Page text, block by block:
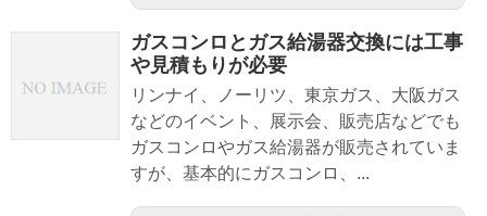
ガスコンロとガス給湯器交換には工事
や見積もりが必要
リンナイ、ノーリツ、東京ガス、大阪ガス
などのイベント、展示会、販売店などでも
ガスコンロやガス給湯器が販売されていま
すが、基本的にガスコンロ、...